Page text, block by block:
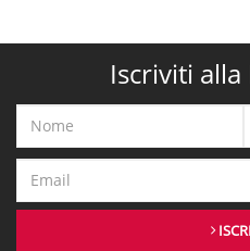
Iscriviti